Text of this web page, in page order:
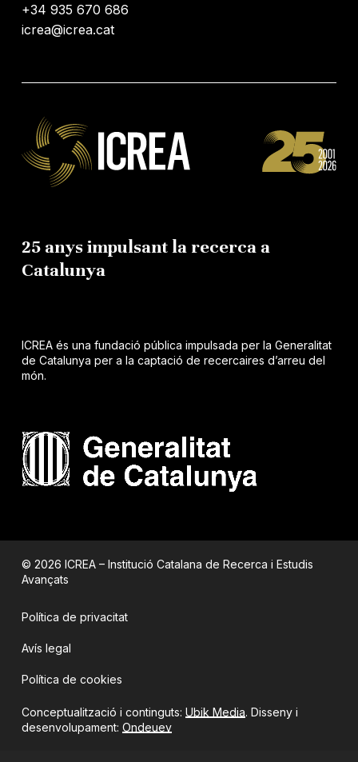
+34 935 670 686
icrea@icrea.cat
25 anys impulsant la recerca a
Catalunya
ICREA és una fundació pública impulsada per la Generalitat
de Catalunya per a la captació de recercaires d’arreu del
món.
© 2026 ICREA – Institució Catalana de Recerca i Estudis
Avançats
Política de privacitat
Avís legal
Política de cookies
Conceptualització i continguts: Ubik Media. Disseny i
desenvolupament: Ondeuev